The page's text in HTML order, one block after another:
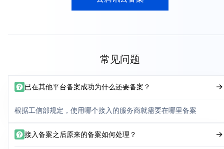
常见问题
已在其他平台备案成功为什么还要备案？
根据工信部规定，使用哪个接入的服务商就需要在哪里备案
接入备案之后原来的备案如何处理？